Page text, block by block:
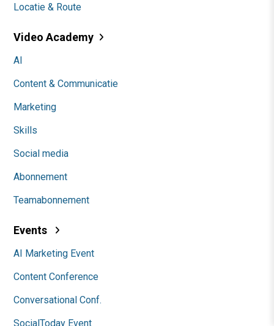
Locatie & Route
Video Academy
AI
Content & Communicatie
Marketing
Skills
Social media
Abonnement
Teamabonnement
Events
AI Marketing Event
Content Conference
Conversational Conf.
SocialToday Event